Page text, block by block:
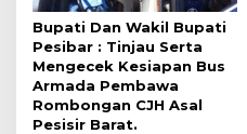
Bupati Dan Wakil Bupati
Pesibar : Tinjau Serta
Mengecek Kesiapan Bus
Armada Pembawa
Rombongan CJH Asal
Pesisir Barat.